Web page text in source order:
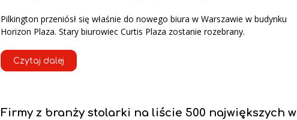
Pilkington przeniósł się właśnie do nowego biura w Warszawie w budynku
Horizon Plaza. Stary biurowiec Curtis Plaza zostanie rozebrany.
Czytaj dalej
Firmy z branży stolarki na liście 500 największych w